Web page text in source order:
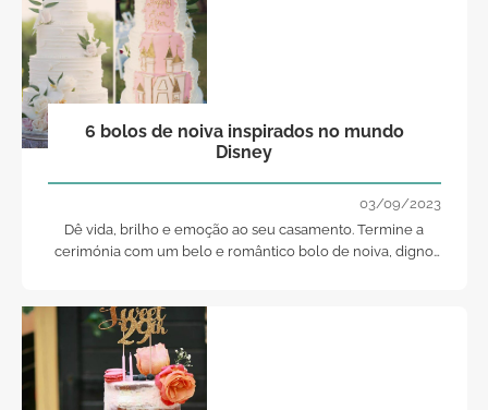
6 bolos de noiva inspirados no mundo
Disney
03/09/2023
Dê vida, brilho e emoção ao seu casamento. Termine a
cerimónia com um belo e romântico bolo de noiva, digno